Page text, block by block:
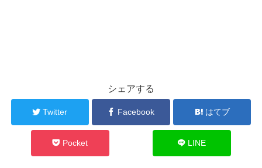
シェアする
Twitter Facebook はてブ
Pocket LINE